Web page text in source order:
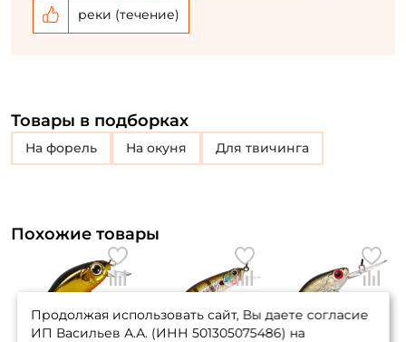
реки (течение)
Товары в подборках
на форель на окуня для твичинга
Похожие товары
Продолжая использовать сайт, Вы даете согласие
ИП Васильев А.А. (ИНН 501305075486) на